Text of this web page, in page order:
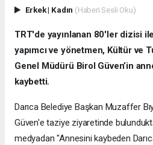
Erkek| Kadın (Haberi Sesli Oku)
TRT'de yayınlanan 80'ler dizisi
yapımcı ve yönetmen, Kültür ve
Genel Müdürü Birol Güven’in
kaybetti.
Darıca Belediye Başkan Muzaffer
Güven'e taziye ziyaretinde
medyadan "Annesini kaybeden